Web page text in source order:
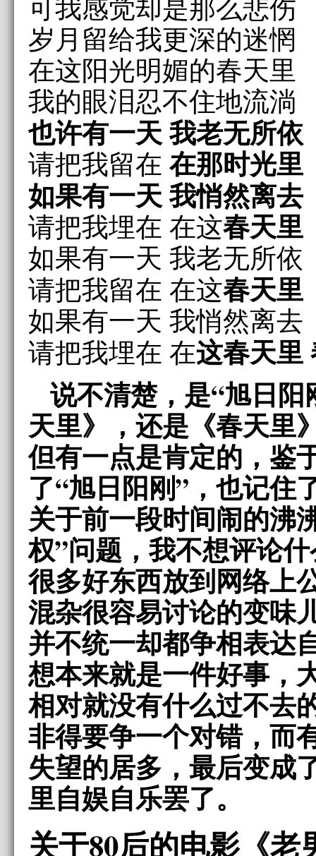
岁月留给我更深的迷惘
在这阳光明媚的春天里
我的眼泪忍不住地流淌
也许有一天 我老无所依
请把我留在 在那时光里
如果有一天 我悄然离去
请把我埋在 在这春天里
如果有一天 我老无所依
请把我留在 在这春天里
如果有一天 我悄然离去
请把我埋在 在这春天里
说不清楚，是“旭日阳
天里》，还是《春天里
但有一点是肯定的，鉴
了“旭日阳刚”，也记住
关于前一段时间闹的沸
权”问题，我不想评论
很多好东西放到网络上
混杂很容易讨论的变味
并不统一却都争相表达
想本来就是一件好事，
相对就没有什么过不去
非得要争一个对错，而
失望的居多，最后变成
里自娱自乐罢了。
关于80后的电影《老